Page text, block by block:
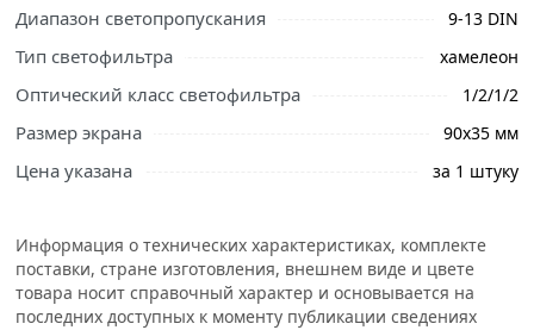
Диапазон светопропускания 9-13 DIN
Тип светофильтра хамелеон
Оптический класс светофильтра 1/2/1/2
Размер экрана 90х35 мм
Цена указана за 1 штуку
Информация о технических характеристиках, комплекте
поставки, стране изготовления, внешнем виде и цвете
товара носит справочный характер и основывается на
последних доступных к моменту публикации сведениях